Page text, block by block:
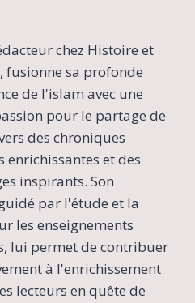
chez Histoire et
fusionne sa profonde
de l'islam avec une
pour le partage de
des chroniques
enrichissantes et des
inspirants. Son
par l'étude et la
les enseignements
lui permet de contribuer
à l'enrichissement
lecteurs en quête de